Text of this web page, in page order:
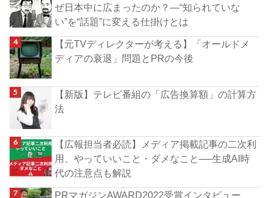
ぜ日本中に広まったのか？―“知られていな
い”を“話題”に変える仕掛けとは
【元TVディレクターが考える】「オールドメ
ディアの衰退」問題とPRの今後
【新版】テレビ番組の「広告換算額」の計算方
法
【広報担当者必読】メディア掲載記事の二次利
用、やっていいこと・ダメなこと──生成AI時
代の注意点も解説
PRマガジンAWARD2022受賞インタビュー、